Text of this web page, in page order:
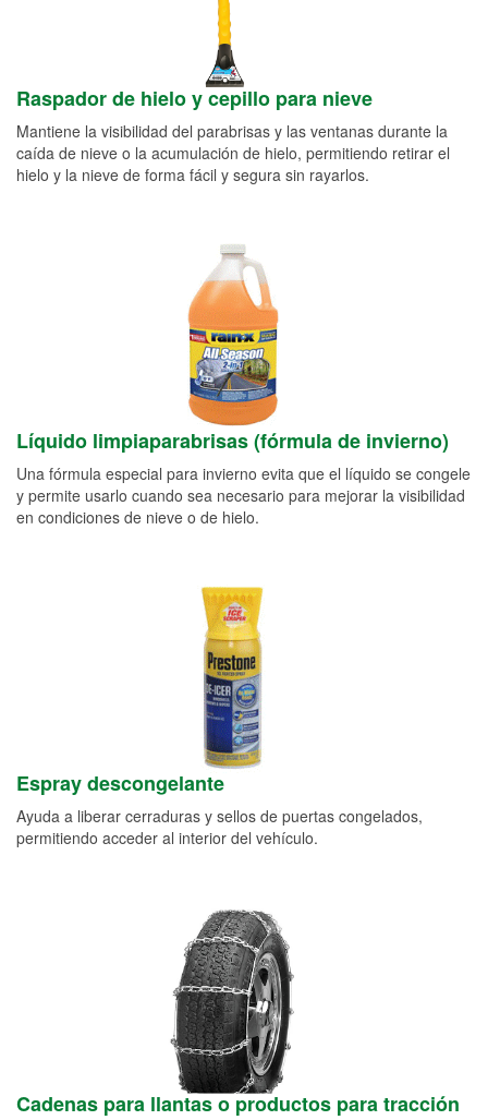
Raspador de hielo y cepillo para nieve
Mantiene la visibilidad del parabrisas y las ventanas durante la
caída de nieve o la acumulación de hielo, permitiendo retirar el
hielo y la nieve de forma fácil y segura sin rayarlos.
Líquido limpiaparabrisas (fórmula de invierno)
Una fórmula especial para invierno evita que el líquido se congele
y permite usarlo cuando sea necesario para mejorar la visibilidad
en condiciones de nieve o de hielo.
Espray descongelante
Ayuda a liberar cerraduras y sellos de puertas congelados,
permitiendo acceder al interior del vehículo.
Cadenas para llantas o productos para tracción